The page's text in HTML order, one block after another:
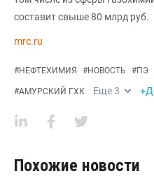
составит свыше 80 млрд руб.
mrc.ru
#НЕФТЕХИМИЯ #НОВОСТЬ #ПЭ
#АМУРСКИЙ ГХК Еще3
Похожие новости